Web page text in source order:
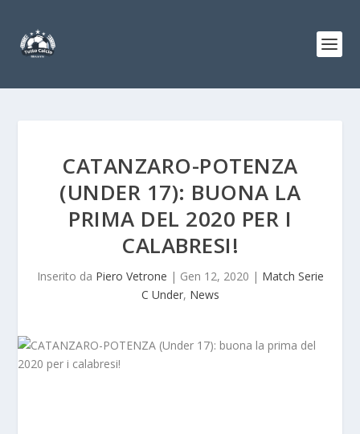
CATANZARO-POTENZA
(UNDER 17): BUONA LA
PRIMA DEL 2020 PER I
CALABRESI!
Inserito da Piero Vetrone | Gen 12, 2020 | Match Serie
C Under, News